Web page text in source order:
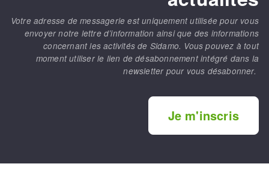
Votre adresse de messagerie est uniquement utilisée pour vous
envoyer notre lettre d’information ainsi que des informations
concernant les activités de Sidamo. Vous pouvez à tout
moment utiliser le lien de désabonnement intégré dans la
newsletter pour vous désabonner.
Je m'inscris